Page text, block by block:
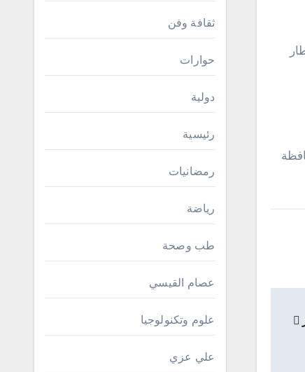
ثقافة وفن
حوارات
دولية
رئيسية
رمضانيات
رياضة
طب وصحة
عصام القيسي
علوم وتكنولوجيا
علي عزي